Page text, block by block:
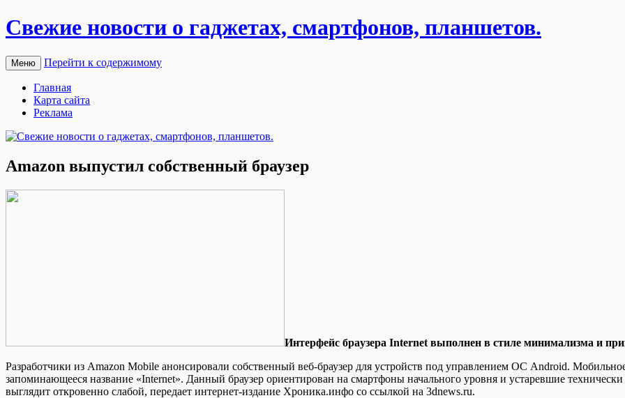
Свежие новости о гаджетах, смартфонов, планшетов.
Меню Перейти к содержимому
Главная
Карта сайта
Реклама
Amazon выпустил собственный браузер
Интeрфeйс брaузeрa Internet выполнен в стиле минимализма и
Разработчики из Amazon Mobile анонсировали собственный веб-браузер для устройств под управлением ОС Android.
запоминающееся название «Internet». Данный браузер ориентирован на смартфоны начального уровня и устаревшие
выглядит откровенно слабой, передает интернет-издание Хроника.инфо со ссылкой на 3dnews.ru.